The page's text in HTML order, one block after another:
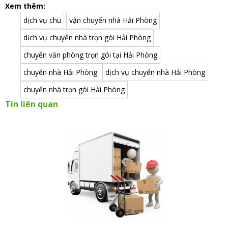
Xem thêm:
dịch vụ chu
vận chuyển nhà Hải Phòng
dịch vụ chuyển nhà trọn gói Hải Phòng
chuyển văn phòng trọn gói tại Hải Phòng
chuyển nhà Hải Phòng
dịch vụ chuyển nhà Hải Phòng
chuyển nhà trọn gói Hải Phòng
Tin liên quan